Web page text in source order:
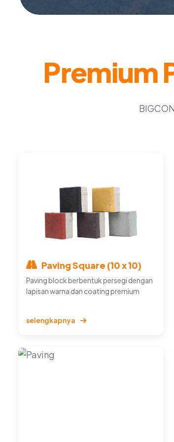
Premium
Paving Square (10 x 10)
Paving block berbentuk persegi dengan
lapisan warna dan coating premium
selengkapnya